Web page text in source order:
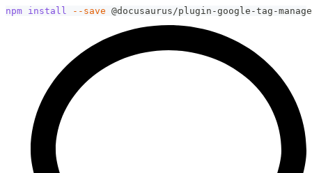
npm install --save @docusaurus/plugin-google-tag-